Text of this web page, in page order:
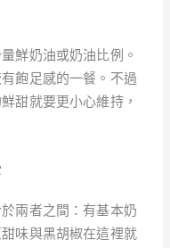
鮮奶油或奶油比例。
飽足感的一餐。不過
甜就要更小心維持，
兩者之間：有基本奶
味與黑胡椒在這裡就